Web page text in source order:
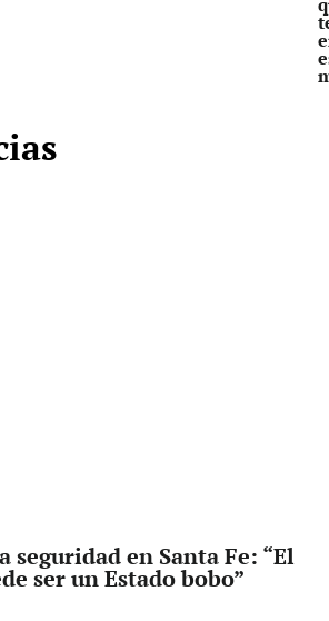
seguridad en Santa Fe: “El
ser un Estado bobo”